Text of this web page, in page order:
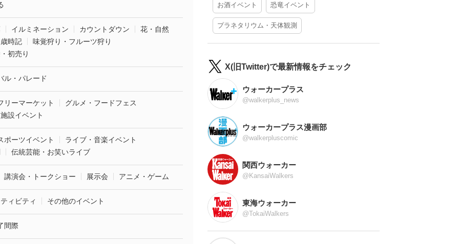
イルミネーション カウントダウン
花・自然
時記
味覚狩り・フルーツ狩り
初売り
ル・パレード
リーマーケット
グルメ・フードフェス
設イベント
ポーツイベント
ライブ・音楽イベント
伝統芸能・お笑いライブ
講演会・トークショー 展示会 アニメ・ゲーム
ィビティ その他のイベント
間際
お酒イベント 恐竜イベント
プラネタリウム・天体観測
X(旧Twitter)で最新情報をチェック
ウォーカープラス
@walkerplus_news
ウォーカープラス漫画部
@walkerpluscomic
関西ウォーカー
@KansaiWalkers
東海ウォーカー
@TokaiWalkers